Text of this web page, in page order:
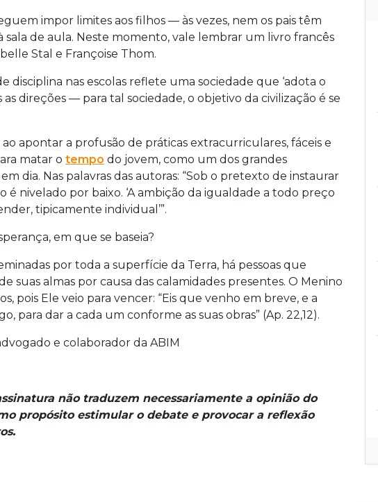
impor limites aos filhos — às vezes, nem os pais têm
sala de aula. Neste momento, vale lembrar um livro francês
Stal e Françoise Thom.
disciplina nas escolas reflete uma sociedade que ‘adota o
direções — para tal sociedade, o objetivo da civilização é se
apontar a profusão de práticas extracurriculares, fáceis e
matar o tempo do jovem, como um dos grandes
dia. Nas palavras das autoras: “Sob o pretexto de instaurar
é nivelado por baixo. ‘A ambição da igualdade a todo preço
tipicamente individual’”.
em que se baseia?
por toda a superfície da Terra, há pessoas que
suas almas por causa das calamidades presentes. O Menino
pois Ele veio para vencer: “Eis que venho em breve, e a
para dar a cada um conforme as suas obras” (Ap. 22,12).
e colaborador da ABIM
não traduzem necessariamente a opinião do
propósito estimular o debate e provocar a reflexão